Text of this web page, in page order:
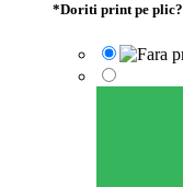
*Doriti print pe plic?